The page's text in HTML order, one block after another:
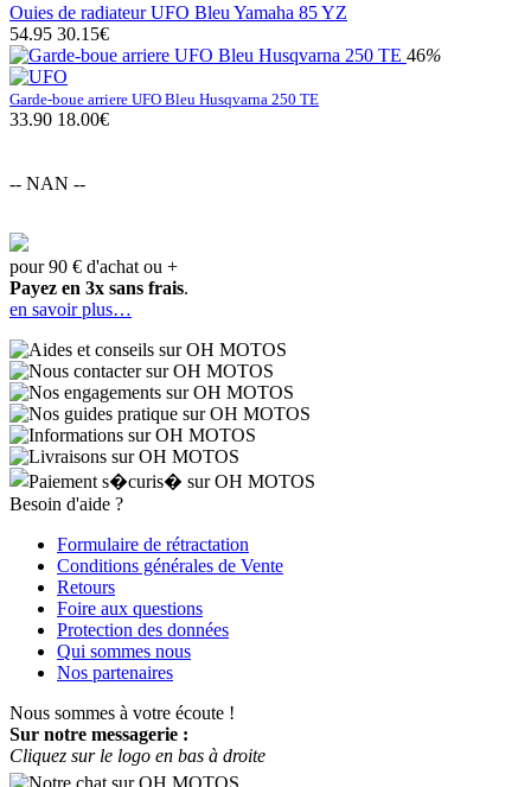
Ouies de radiateur UFO Bleu Yamaha 85 YZ
54.95 30.15€
46%
Garde-boue arriere UFO Bleu Husqvarna 250 TE
33.90 18.00€
-- NAN --
pour 90 € d'achat ou +
Payez en 3x sans frais.
en savoir plus…
Besoin d'aide ?
Formulaire de rétractation
Conditions générales de Vente
Retours
Foire aux questions
Protection des données
Qui sommes nous
Nos partenaires
Nous sommes à votre écoute !
Sur notre messagerie :
Cliquez sur le logo en bas à droite